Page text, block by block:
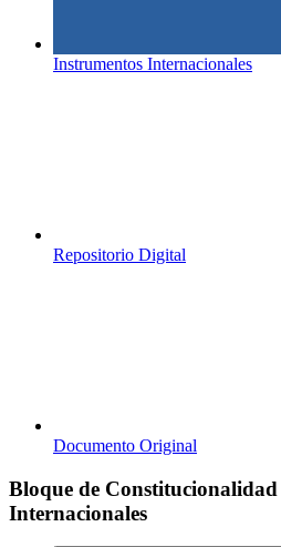
Instrumentos Internacionales
Repositorio Digital
Documento Original
Bloque de
Internacionales